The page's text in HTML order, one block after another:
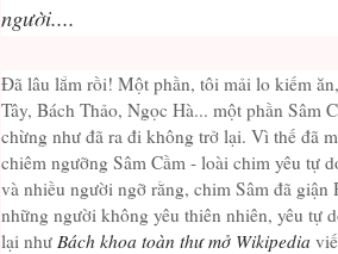
người....
Đã lâu lắm rồi! Một phần, tôi mải lo kiếm
Tây, Bách Thảo, Ngọc Hà... một phần Sâm
chừng như đã ra đi không trở lại. Vì thế đã
chiêm ngưỡng Sâm Cầm - loài chim yêu tự
và nhiều người ngỡ rằng, chim Sâm đã
những người không yêu thiên nhiên, yêu tự
lại như Bách khoa toàn thư mở Wikipedia